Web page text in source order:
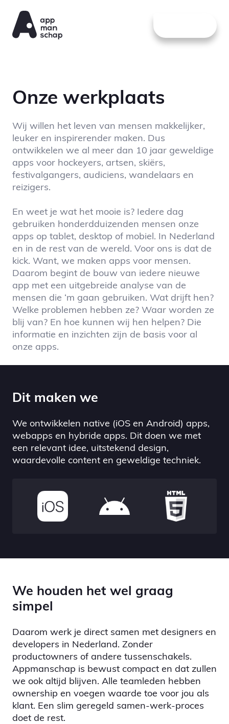
Onze werkplaats
Wij willen het leven van mensen makkelijker,
leuker en inspirerender maken. Dus
ontwikkelen we al meer dan 10 jaar geweldige
apps voor hockeyers, artsen, skiërs,
festivalgangers, audiciens, wandelaars en
reizigers.
En weet je wat het mooie is? Iedere dag
gebruiken honderdduizenden mensen onze
apps op tablet, desktop of mobiel. In Nederland
en in de rest van de wereld. Voor ons is dat de
kick. Want, we maken apps voor mensen.
Daarom begint de bouw van iedere nieuwe
app met een uitgebreide analyse van de
mensen die ‘m gaan gebruiken. Wat drijft hen?
Welke problemen hebben ze? Waar worden ze
blij van? En hoe kunnen wij hen helpen? Die
informatie en inzichten zijn de basis voor al
onze apps.
Dit maken we
We ontwikkelen native (iOS en Android) apps,
webapps en hybride apps. Dit doen we met
een relevant idee, uitstekend design,
waardevolle content en geweldige techniek.
We houden het wel graag
simpel
Daarom werk je direct samen met designers en
developers in Nederland. Zonder
productowners of andere tussenschakels.
Appmanschap is bewust compact en dat zullen
we ook altijd blijven. Alle teamleden hebben
ownership en voegen waarde toe voor jou als
klant. Een slim geregeld samen-werk-proces
doet de rest.